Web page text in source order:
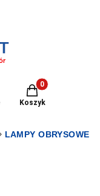
Produkty w
Koszyk
LAMPY OBRYSOWE